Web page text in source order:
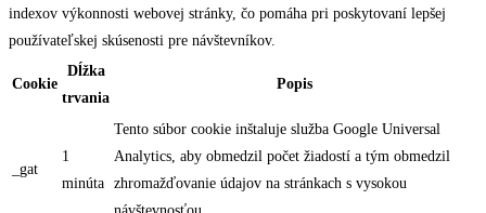
indexov výkonnosti webovej stránky, čo pomáha pri poskytovaní lepšej
používateľskej skúsenosti pre návštevníkov.
Cookie
Dĺžka
trvania
Popis
_gat
1
minúta
Tento súbor cookie inštaluje služba Google Universal
Analytics, aby obmedzil počet žiadostí a tým obmedzil
zhromažďovanie údajov na stránkach s vysokou